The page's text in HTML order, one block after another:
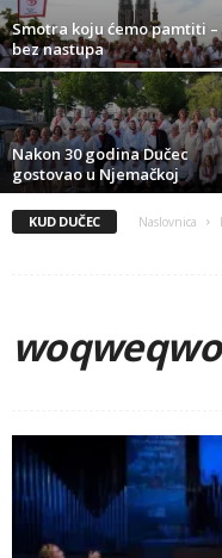
Smotra koju ćemo pamtiti –
bez nastupa
Nakon 30 godina Dučec
gostovao u Njemačkoj
KUD DUČEC Naslovnica